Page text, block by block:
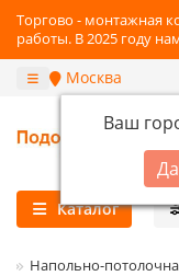
Торгово - монтажная
работы. В 2025 году
Москва
Ваш
Каталог
Напольно-